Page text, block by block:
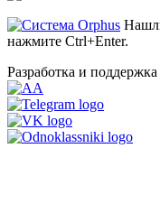
нажмите Ctrl+Enter.
Разработка и поддержка